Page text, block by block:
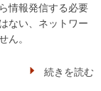
情報発信する必要
ない、ネットワー
ん。
続きを読む